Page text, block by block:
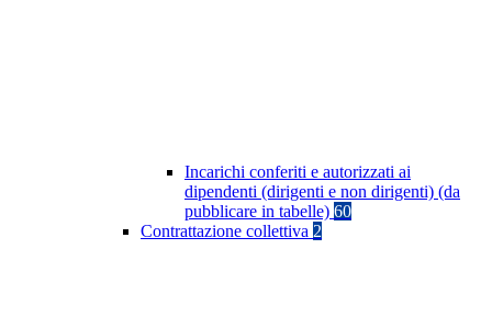
Incarichi conferiti e autorizzati ai
dipendenti (dirigenti e non dirigenti) (da
pubblicare in tabelle) 60
Contrattazione collettiva 2